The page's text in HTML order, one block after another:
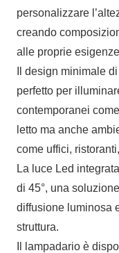
personalizzare
creando
alle proprie
Il design minimale
perfetto per
contemporanei
letto ma anche
come uffici,
La luce Led
di 45°, una
diffusione luminosa
struttura.
Il lampadario è